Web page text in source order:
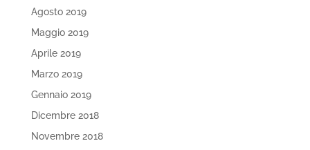
Agosto 2019
Maggio 2019
Aprile 2019
Marzo 2019
Gennaio 2019
Dicembre 2018
Novembre 2018